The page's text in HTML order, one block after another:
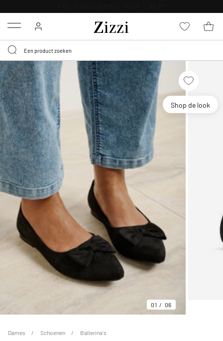
Menu
Shop de look
01 06
Dames Schoenen Ballerina's